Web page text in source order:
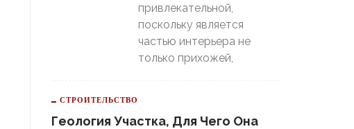
привлекательной,
поскольку является
частью интерьера не
только прихожей,
СТРОИТЕЛЬСТВО
Геология Участка, Для Чего Она